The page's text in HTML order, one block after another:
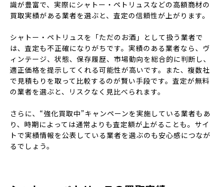
識が豊富で、実際にシャトー・ペトリュスなどの高額商材の
買取実績がある業者を選ぶと、査定の信頼性が上がります。
シャトー・ペトリュスを「ただのお酒」として扱う業者で
は、査定も不正確になりがちです。実績のある業者なら、ヴ
ィンテージ、状態、保存履歴、市場動向を総合的に判断し、
適正価格を提示してくれる可能性が高いです。また、複数社
で見積もりを取って比較するのが賢い手段です。査定が無料
の業者を選ぶと、リスクなく見比べられます。
さらに、“強化買取中”キャンペーンを実施している業者もあ
り、時期によっては通常よりも査定額が上がることも。サイ
トで実績情報を公表している業者を選ぶのも安心感につなが
るでしょう。